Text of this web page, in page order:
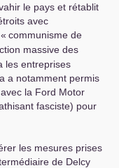
le pays et rétablit
avec
communisme de
massive des
les entreprises
a notamment permis
la Ford Motor
fasciste) pour
les mesures prises
de Delcy